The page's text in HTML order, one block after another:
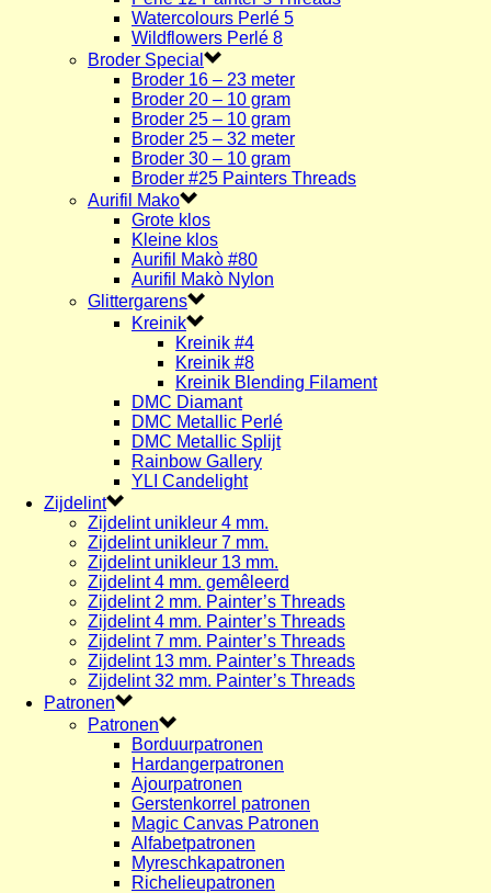
Watercolours Perlé 5
Wildflowers Perlé 8
Broder Special
Broder 16 – 23 meter
Broder 20 – 10 gram
Broder 25 – 10 gram
Broder 25 – 32 meter
Broder 30 – 10 gram
Broder #25 Painters Threads
Aurifil Mako
Grote klos
Kleine klos
Aurifil Makò #80
Aurifil Makò Nylon
Glittergarens
Kreinik
Kreinik #4
Kreinik #8
Kreinik Blending Filament
DMC Diamant
DMC Metallic Perlé
DMC Metallic Splijt
Rainbow Gallery
YLI Candelight
Zijdelint
Zijdelint unikleur 4 mm.
Zijdelint unikleur 7 mm.
Zijdelint unikleur 13 mm.
Zijdelint 4 mm. gemêleerd
Zijdelint 2 mm. Painter’s Threads
Zijdelint 4 mm. Painter’s Threads
Zijdelint 7 mm. Painter’s Threads
Zijdelint 13 mm. Painter’s Threads
Zijdelint 32 mm. Painter’s Threads
Patronen
Patronen
Borduurpatronen
Hardangerpatronen
Ajourpatronen
Gerstenkorrel patronen
Magic Canvas Patronen
Alfabetpatronen
Myreschkapatronen
Richelieupatronen